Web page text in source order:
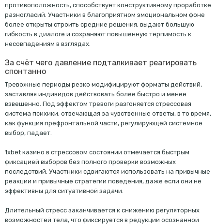
противоположность, способствует конструктивному проработке
разногласий. Участники в благоприятном эмоциональном фоне
более открыты строить средние решения, выдают большую
гибкость в диалоге и сохраняют повышенную терпимость к
несовпадениям в взглядах.
За счёт чего давление подталкивает реагировать
спонтанно
Тревожные периоды резко модифицируют форматы действий,
заставляя индивидов действовать более быстро и менее
взвешенно. Под эффектом тревоги разгоняется стрессовая
система психики, отвечающая за чувственные ответы, в то время,
как функция префронтальной части, регулирующей системное
выбор, падает.
1xbet казино в стрессовом состоянии отмечается быстрым
фиксацией выборов без полного проверки возможных
последствий. Участники сдвигаются использовать на привычные
реакции и привычные стратегии поведения, даже если они не
эффективны для ситуативной задачи.
Длительный стресс заканчивается к снижению регуляторных
возможностей тела, что фиксируется в редукции осознанной